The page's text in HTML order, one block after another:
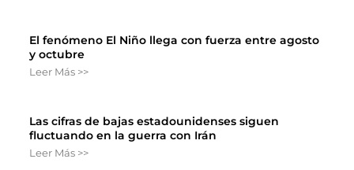
El fenómeno El Niño llega con fuerza entre agosto
y octubre
Leer Más >>
Las cifras de bajas estadounidenses siguen
fluctuando en la guerra con Irán
Leer Más >>